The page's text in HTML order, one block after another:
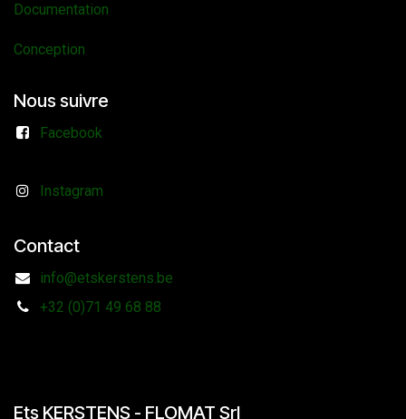
Documentation
Conception
Nous suivre
Facebook
Instagram
Contact
info@etskerstens.be
+32 (0)71 49 68 88
Ets KERSTENS - FLOMAT Srl